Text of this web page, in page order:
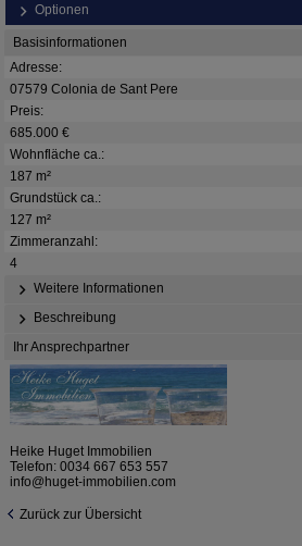
Optionen
Basisinformationen
Adresse:
07579 Colonia de Sant Pere
Preis:
685.000 €
Wohnfläche ca.:
187 m²
Grundstück ca.:
127 m²
Zimmeranzahl:
4
Weitere Informationen
Beschreibung
Ihr Ansprechpartner
Heike Huget Immobilien
Telefon: 0034 667 653 557
info@huget-immobilien.com
Zurück zur Übersicht